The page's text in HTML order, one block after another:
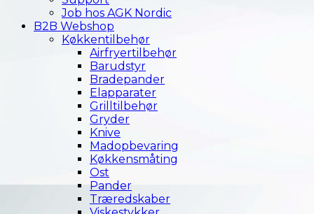
Job hos AGK Nordic
B2B Webshop
Køkkentilbehør
Airfryertilbehør
Barudstyr
Bradepander
Elapparater
Grilltilbehør
Gryder
Knive
Madopbevaring
Køkkensmåting
Ost
Pander
Træredskaber